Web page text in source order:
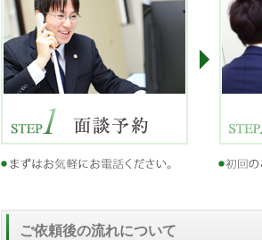
ご依頼後の流れについて